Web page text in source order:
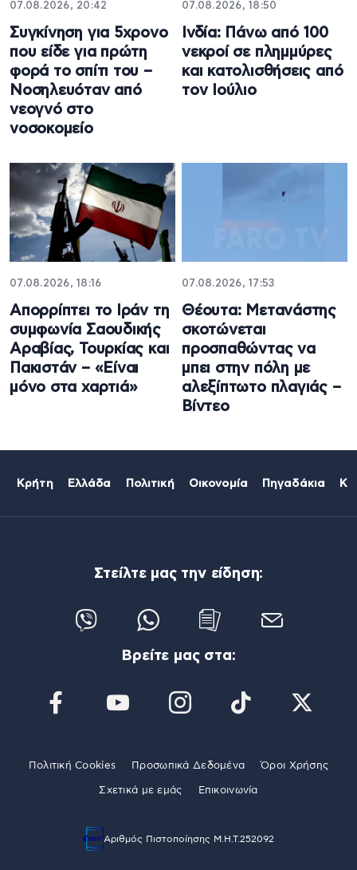
07.08.2026, 20:42
Συγκίνηση για 5χρονο
που είδε για πρώτη
φορά το σπίτι του –
Νοσηλευόταν από
νεογνό στο
νοσοκομείο
07.08.2026, 18:50
Ινδία: Πάνω από 100
νεκροί σε πλημμύρες
και κατολισθήσεις από
τον Ιούλιο
07.08.2026, 18:16
Απορρίπτει το Ιράν τη
συμφωνία Σαουδικής
Αραβίας, Τουρκίας και
Πακιστάν – «Είναι
μόνο στα χαρτιά»
07.08.2026, 17:53
Θέουτα: Μετανάστης
σκοτώνεται
προσπαθώντας να
μπει στην πόλη με
αλεξίπτωτο πλαγιάς –
Βίντεο
Κρήτη Ελλάδα Πολιτική Οικονομία Πηγαδάκια
Στείλτε μας την είδηση:
Βρείτε μας στα:
Πολιτική Cookies Προσωπικά Δεδομένα Όροι Χρήσης
Σχετικά με εμάς Επικοινωνία
Αριθμός Πιστοποίησης Μ.Η.Τ.252092